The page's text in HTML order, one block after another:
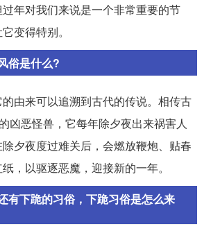
年对我们来说是一个非常重要的节
变得特别。
俗是什么?
由来可以追溯到古代的传说。相传古
凶恶怪兽，它每年除夕夜出来祸害人
夕夜度过难关后，会燃放鞭炮、贴春
，以驱逐恶魔，迎接新的一年。
有下跪的习俗，下跪习俗是怎么来